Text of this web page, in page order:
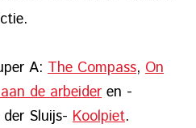
A: The Compass, On
de arbeider en -
Sluijs- Koolpiet.